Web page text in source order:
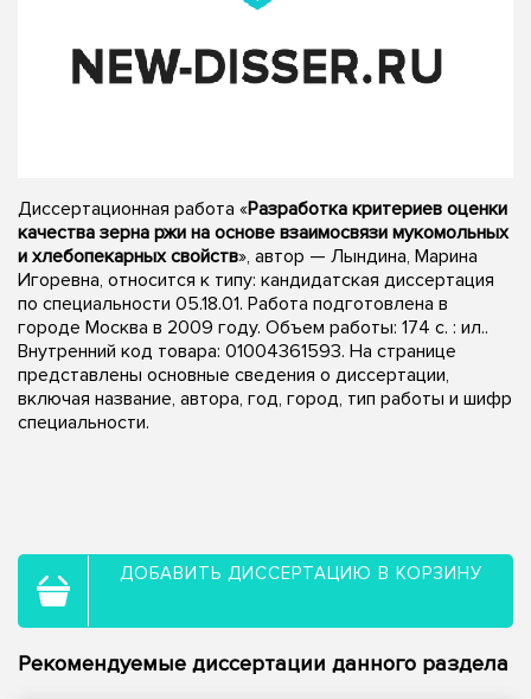
Диссертационная работа «Разработка критериев оценки
качества зерна ржи на основе взаимосвязи мукомольных
и хлебопекарных свойств», автор — Лындина, Марина
Игоревна, относится к типу: кандидатская диссертация
по специальности 05.18.01. Работа подготовлена в
городе Москва в 2009 году. Объем работы: 174 с. : ил..
Внутренний код товара: 01004361593. На странице
представлены основные сведения о диссертации,
включая название, автора, год, город, тип работы и шифр
специальности.
ДОБАВИТЬ ДИССЕРТАЦИЮ В КОРЗИНУ
Рекомендуемые диссертации данного раздела